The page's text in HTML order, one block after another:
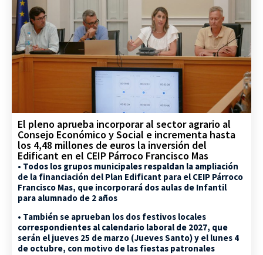
El pleno aprueba incorporar al sector agrario al
Consejo Económico y Social e incrementa hasta
los 4,48 millones de euros la inversión del
Edificant en el CEIP Párroco Francisco Mas
• Todos los grupos municipales respaldan la ampliación
de la financiación del Plan Edificant para el CEIP Párroco
Francisco Mas, que incorporará dos aulas de Infantil
para alumnado de 2 años
• También se aprueban los dos festivos locales
correspondientes al calendario laboral de 2027, que
serán el jueves 25 de marzo (Jueves Santo) y el lunes 4
de octubre, con motivo de las fiestas patronales